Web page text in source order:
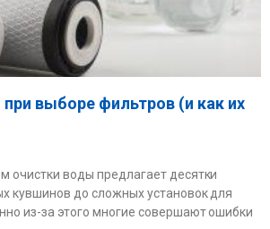
выборе фильтров (и как их
очистки воды предлагает десятки
кувшинов до сложных установок для
из-за этого многие совершают ошибки